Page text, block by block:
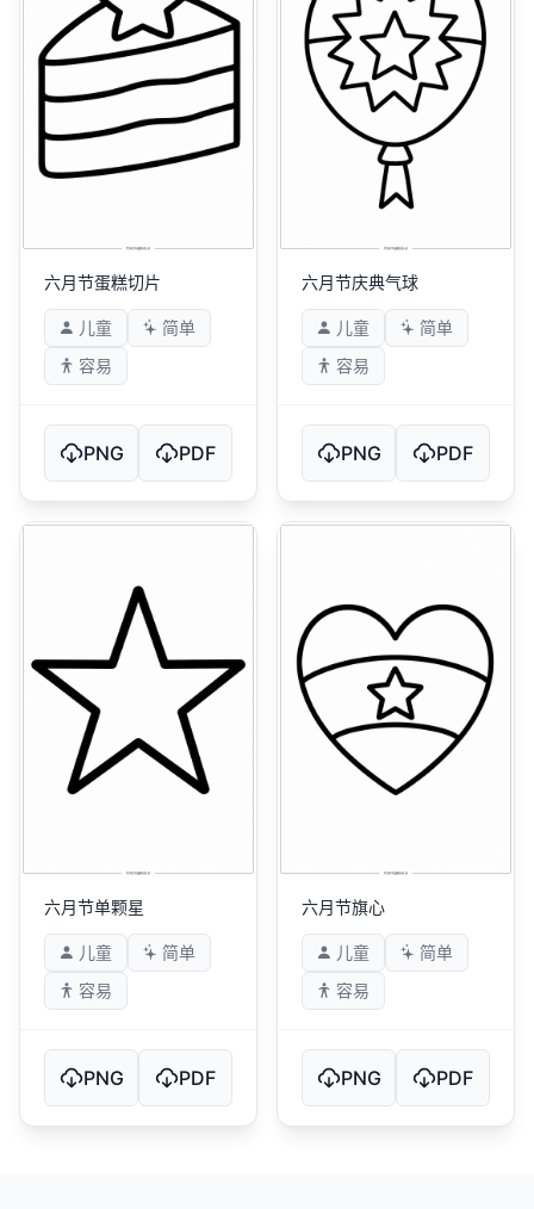
六月节蛋糕切片
儿童
简单
容易
PNG PDF
六月节庆典气球
儿童
简单
容易
PNG PDF
六月节单颗星
儿童
简单
容易
PNG PDF
六月节旗心
儿童
简单
容易
PNG PDF